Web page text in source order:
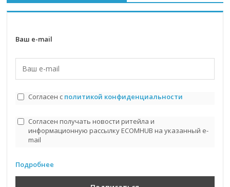
Ваш e-mail
Согласен с политикой конфиденциальности
Согласен получать новости ритейла и
информационную рассылку ECOMHUB на указанный e-
mail
Подробнее